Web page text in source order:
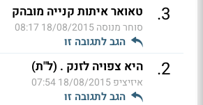
3
. טאואר איתות קנייה מובהק
סוחר מנוסה18/08/2015 08:17
הגב לתגובה זו
2
. היא צפויה לזנק . (ל"ת)
איזיציפ18/08/2015 07:54
הגב לתגובה זו